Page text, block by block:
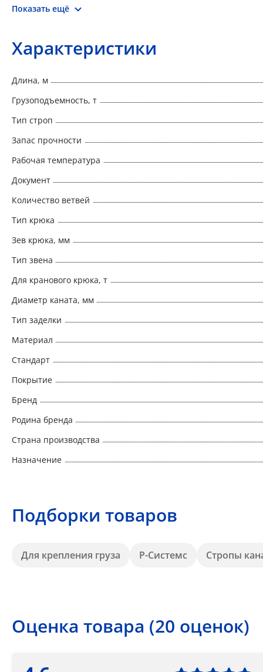
Показать ещё
Характеристики
Длина, м
Грузоподъемность, т
Тип строп
Запас прочности
Рабочая температура
Документ
Количество ветвей
Тип крюка
Зев крюка, мм
Тип звена
Для кранового крюка, т
Диаметр каната, мм
Тип заделки
Материал
Стандарт
Покрытие
Бренд
Родина бренда
Страна производства
Назначение
Подборки товаров
Для крепления груза Р-Системс Стропы
Оценка товара (20 оценок)